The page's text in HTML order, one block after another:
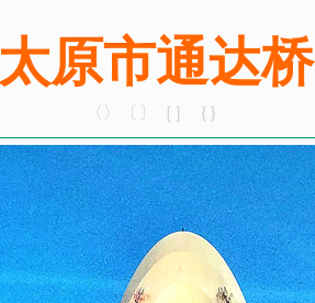
太原市通达桥
〈〉〔〕［］｛｝